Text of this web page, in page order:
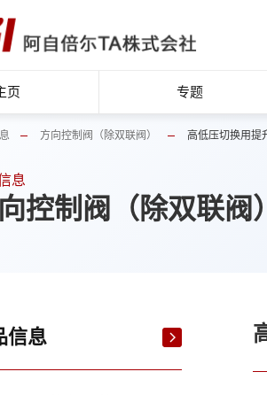
页 专题
方向控制阀（除双联阀） 高低压切换用提
息
控制阀（除双联阀
信息